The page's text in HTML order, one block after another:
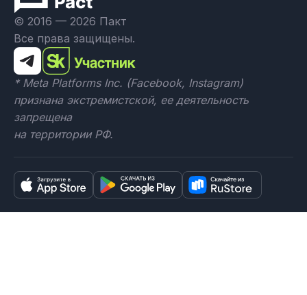
© 2016 — 2026 Пакт
Все права защищены.
* Meta Platforms Inc. (Facebook, Instagram)
признана экстремистской, ее деятельность
запрещена
на территории РФ.